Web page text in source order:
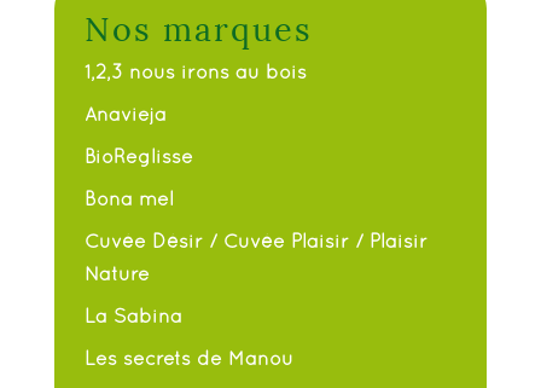
Nos marques
1,2,3 nous irons au bois
Anavieja
BioReglisse
Bona mel
Cuvée Désir / Cuvée Plaisir / Plaisir
Nature
La Sabina
Les secrets de Manou